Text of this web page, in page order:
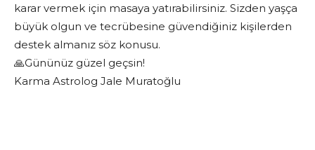
karar vermek için masaya yatırabilirsiniz. Sizden yaşça
büyük olgun ve tecrübesine güvendiğiniz kişilerden
destek almanız söz konusu.
🙏Gününüz güzel geçsin!
Karma Astrolog Jale Muratoğlu